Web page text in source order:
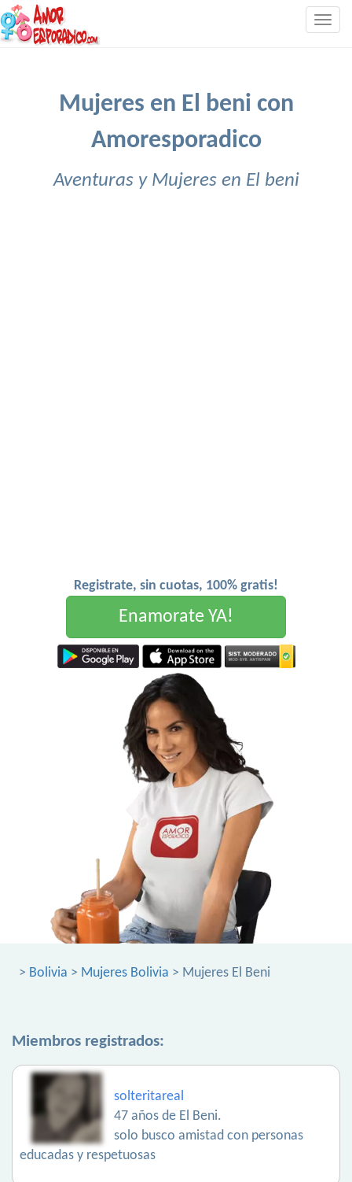
Mujeres en El beni con
Amoresporadico
Aventuras y Mujeres en El beni
Registrate, sin cuotas, 100% gratis!
Enamorate YA!
> Bolivia > Mujeres Bolivia > Mujeres El Beni
Miembros registrados:
solteritareal
47 años de El Beni.
solo busco amistad con personas
educadas y respetuosas